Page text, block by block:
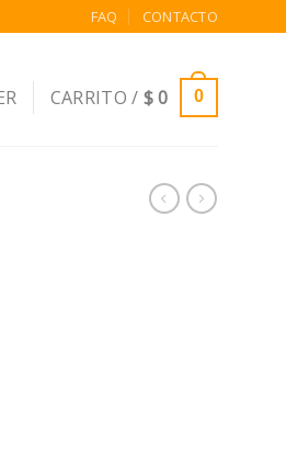
FAQ CONTACTO
CARRITO / $0 0